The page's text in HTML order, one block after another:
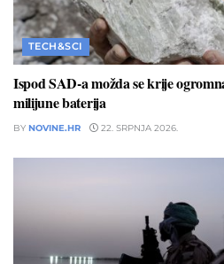
TECH&SCI
Ispod SAD-a možda se krije
milijune baterija
BY NOVINE.HR 22. SRPNJA 2026.